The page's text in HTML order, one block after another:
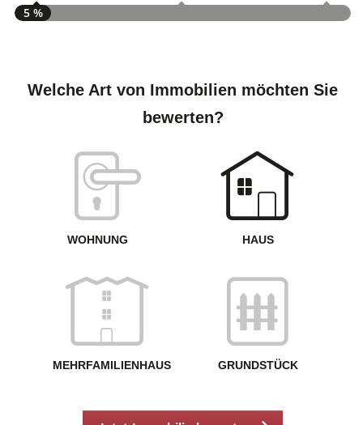
5 %
Welche Art von Immobilien möchten Sie
bewerten?
WOHNUNG HAUS
MEHRFAMILIENHAUS GRUNDSTÜCK